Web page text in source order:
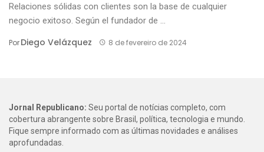
Relaciones sólidas con clientes son la base de cualquier
negocio exitoso. Según el fundador de ...
PorDiego Velázquez 8 de fevereiro de 2024
Jornal Republicano: Seu portal de notícias completo, com
cobertura abrangente sobre Brasil, política, tecnologia e mundo.
Fique sempre informado com as últimas novidades e análises
aprofundadas.